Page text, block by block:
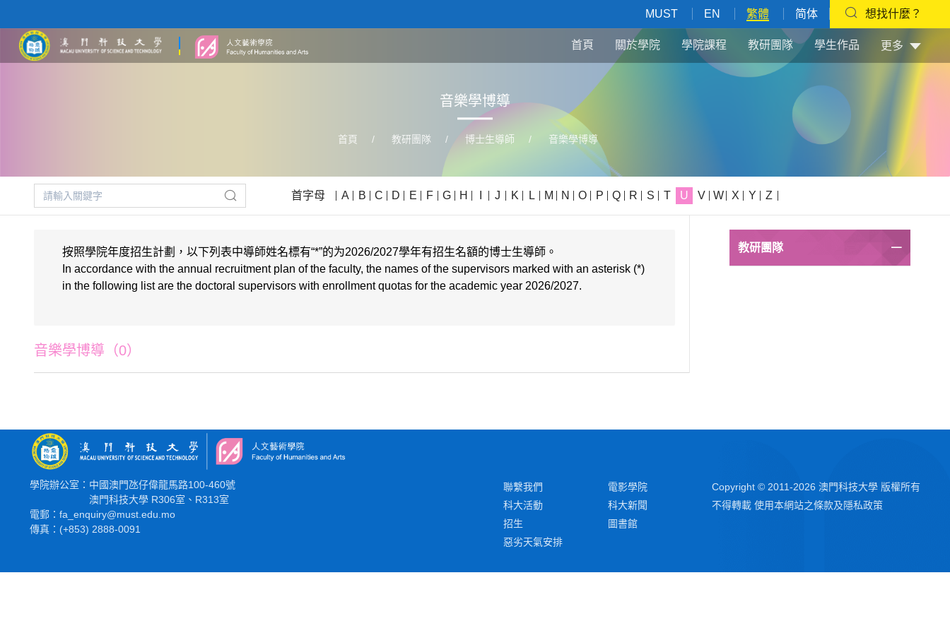
MUST EN 繁體 简体 想找什麼？
首頁 關於學院 學院課程 教研團隊 學生作品 更多
音樂學博導
首頁 / 教研團隊 / 博士生導師 / 音樂學博導
首字母 A B C D E F G H J K L M N O P Q R S T U V W X Y Z
按照學院年度招生計劃，以下列表中導師姓名標有“*”的为2026/2027學年有招生名額的博士生導師。
In accordance with the annual recruitment plan of the faculty, the names of the supervisors marked with an asterisk (*)
in the following list are the doctoral supervisors with enrollment quotas for the academic year 2026/2027.
音樂學博導（0）
教研團隊
學院辦公室：中國澳門氹仔偉龍馬路100-460號
澳門科技大學 R306室、R313室
電郵：fa_enquiry@must.edu.mo
傳真：(+853) 2888-0091
聯繫我們
電影學院
科大活動
科大新聞
招生
圖書館
惡劣天氣安排
Copyright © 2011-2026 澳門科技大學 版權所有
不得轉載 使用本網站之條款及隱私政策